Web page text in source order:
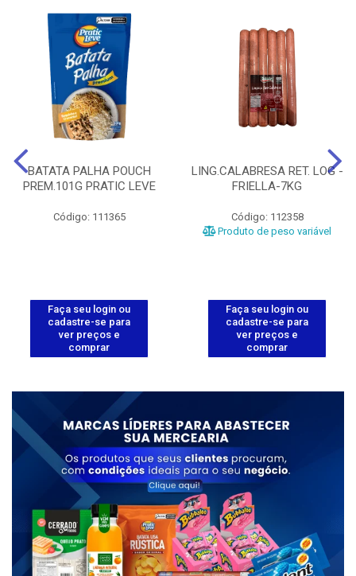
BATATA PALHA POUCH
PREM.101G PRATIC LEVE
Código: 111365
Faça seu login ou
cadastre-se para
ver preços e
comprar
LING.CALABRESA RET. LOG -
FRIELLA-7KG
Código: 112358
Produto de peso variável
Faça seu login ou
cadastre-se para
ver preços e
comprar